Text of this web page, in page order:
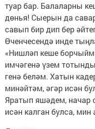
туар бар. Балаларны
дөнья! Сыерын да
савып бир дип бер
Өченчесендә инде
«Нишләп кеше
имчәгенә үзем
генә беләм. Хатын
минәйтәм, әгәр исән
Яратып яшәдем, начар
исән калган булса,